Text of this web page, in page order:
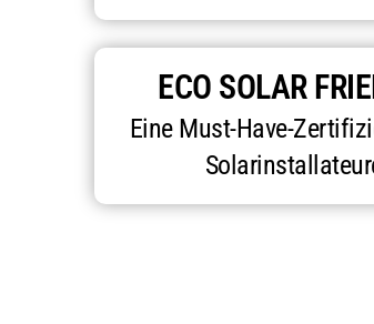
ECO SOLAR
Eine Must-Have-